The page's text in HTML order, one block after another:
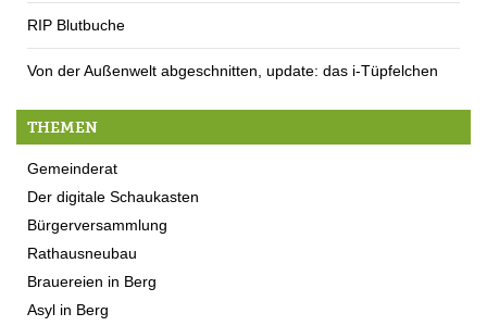
RIP Blutbuche
Von der Außenwelt abgeschnitten, update: das i-Tüpfelchen
THEMEN
Gemeinderat
Der digitale Schaukasten
Bürgerversammlung
Rathausneubau
Brauereien in Berg
Asyl in Berg